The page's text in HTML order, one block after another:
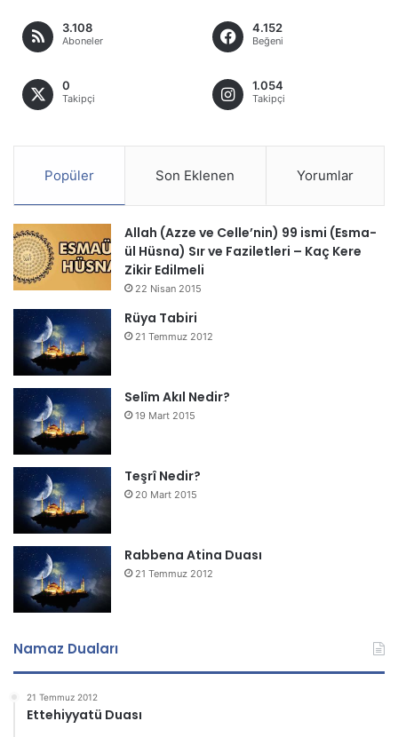
3.108
Aboneler
4.152
Beğeni
0
Takipçi
1.054
Takipçi
Popüler Son Eklenen Yorumlar
Allah (Azze ve Celle’nin) 99 ismi (Esma-
ül Hüsna) Sır ve Faziletleri – Kaç Kere
Zikir Edilmeli
22 Nisan 2015
Rüya Tabiri
21 Temmuz 2012
Selîm Akıl Nedir?
19 Mart 2015
Teşrî Nedir?
20 Mart 2015
Rabbena Atina Duası
21 Temmuz 2012
Namaz Duaları
21 Temmuz 2012
Ettehiyyatü Duası